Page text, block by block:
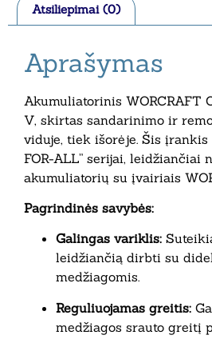
Atsiliepimai (0)
Aprašymas
Akumuliatorinis WORCRAFT
V, skirtas sandarinimo ir
viduje, tiek išorėje. Šis įrankis
FOR-ALL” serijai, leidžiančiai
akumuliatorių su įvairiais
Pagrindinės savybės:
Galingas variklis:
leidžiančią dirbti su
medžiagomis.
Reguliuojamas greitis:
medžiagos srauto greitį